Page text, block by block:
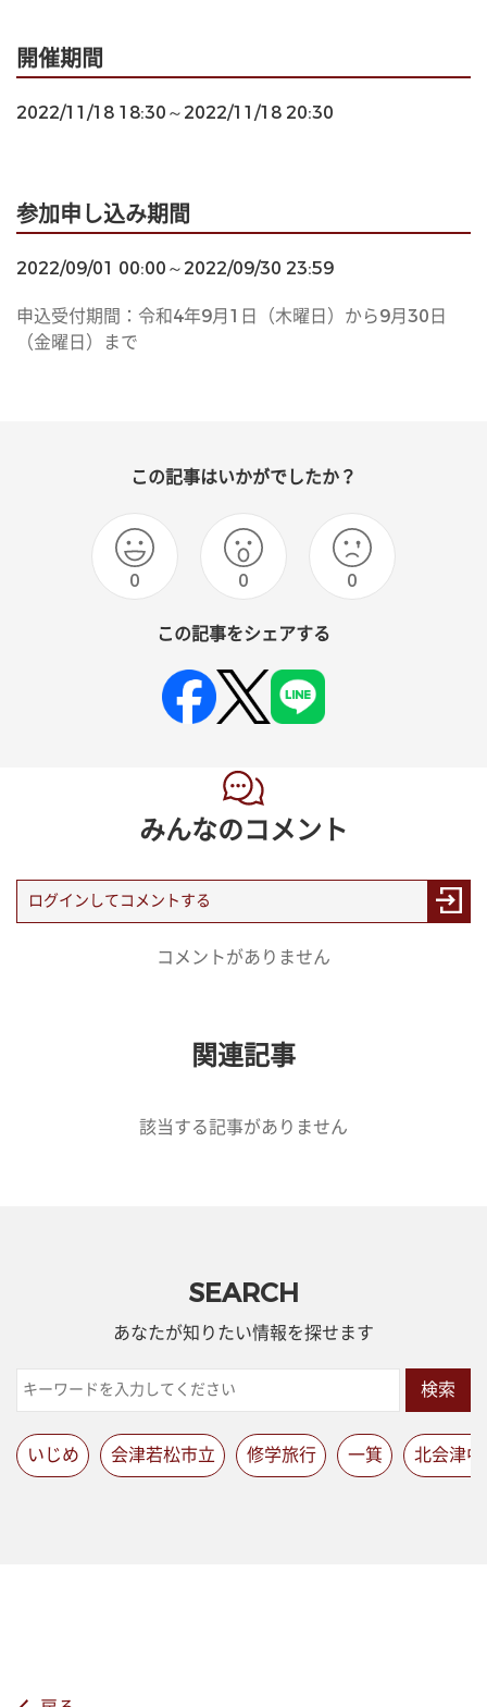
開催期間
2022/11/18 18:30～2022/11/18 20:30
参加申し込み期間
2022/09/01 00:00～2022/09/30 23:59
申込受付期間：令和4年9月1日（木曜日）から9月30日
（金曜日）まで
この記事はいかがでしたか？
0 0 0
この記事をシェアする
みんなのコメント
コメントがありません
関連記事
該当する記事がありません
SEARCH
あなたが知りたい情報を探せます
検索
いじめ 会津若松市立 修学旅行 一箕 北会津中